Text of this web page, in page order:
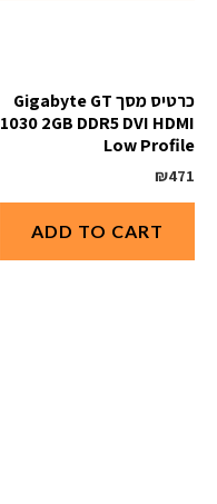
כרטיס מסך Gigabyte GT
1030 2GB DDR5 DVI HDMI
Low Profile
₪471
ADD TO CART